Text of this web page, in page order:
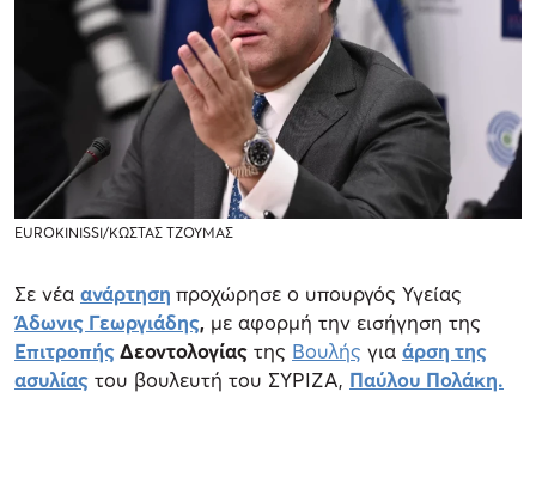
EUROKINISSI/ΚΩΣΤΑΣ ΤΖΟΥΜΑΣ
Σε νέα ανάρτηση προχώρησε ο υπουργός Υγείας
Άδωνις Γεωργιάδης, με αφορμή την εισήγηση της
ΕπιτροπήςΔεοντολογίας της Βουλής για άρση της
ασυλίας του βουλευτή του ΣΥΡΙΖΑ, Παύλου Πολάκη.